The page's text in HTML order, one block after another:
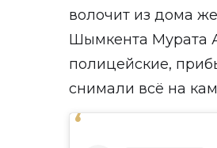
волочит из дома
Шымкента Мурата
полицейские,
снимали всё на